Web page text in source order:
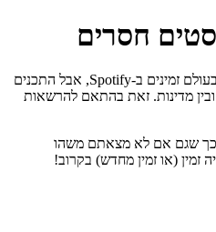
חסרים
לא כל המוזיקה והפודקסטים שיש בעולם זמינים ב-Spotify, אבל התכנים
ובין מדינות. זאת בהתאם להרשאות
כך שגם אם לא מצאתם משהו
זמין (או זמין מחדש) בקרוב!